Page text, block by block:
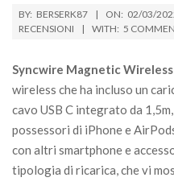
2022-
03-
BY: BERSERK87 ON: 02/03/
RECENSIONI
WITH: 5
Syncwire Magnetic
wireless che ha incluso un
cavo USB C integrato da
possessori di iPhone e
con altri smartphone e
tipologia di ricarica, che vi